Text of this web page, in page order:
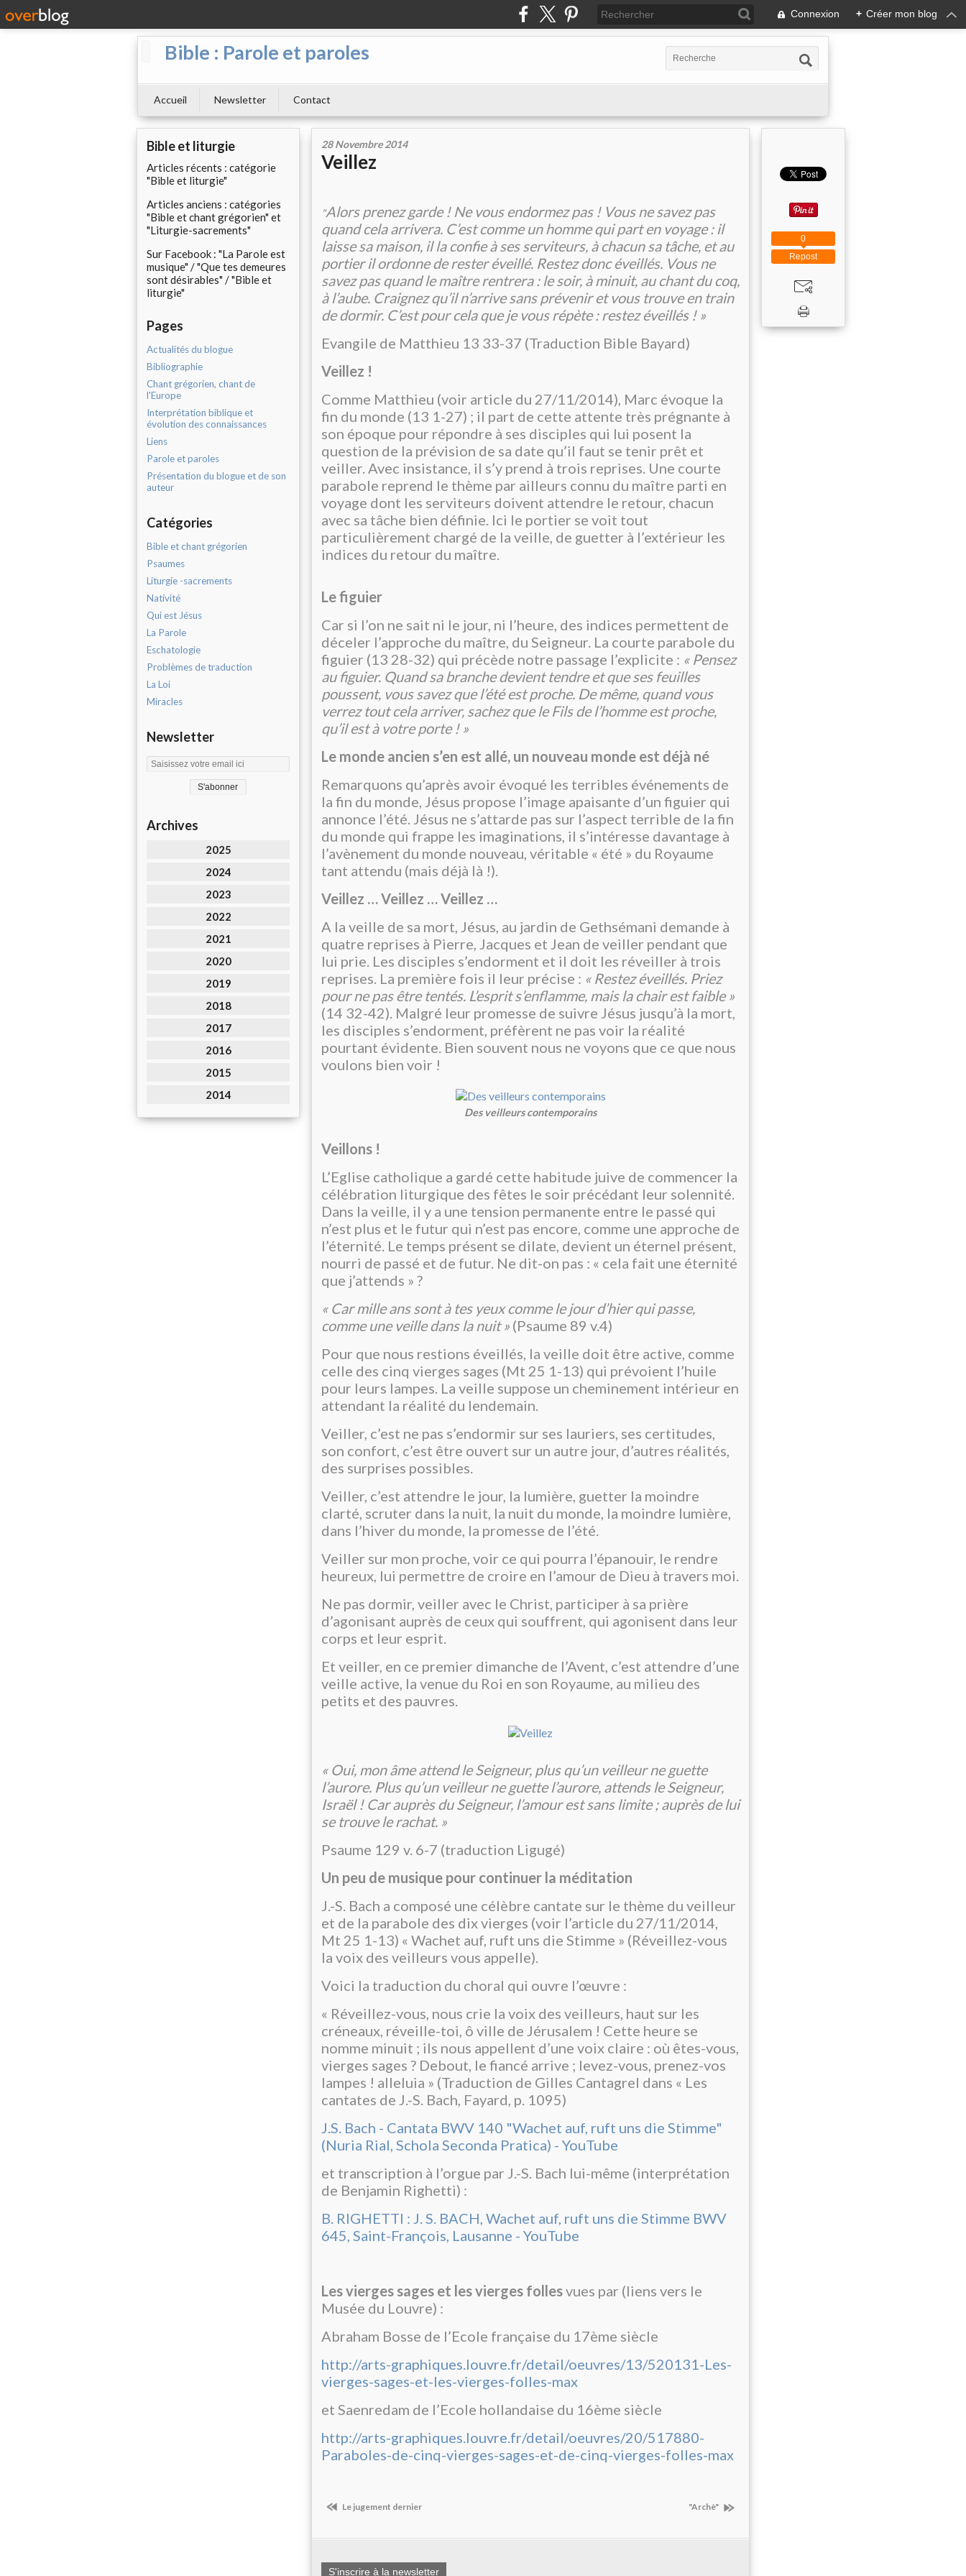
Connexion + Créer mon blog
Bible : Parole et paroles
Accueil Newsletter Contact
Bible et liturgie
Articles récents : catégorie
"Bible et liturgie"
Articles anciens : catégories
"Bible et chant grégorien" et
"Liturgie-sacrements"
Sur Facebook : "La Parole est
musique" / "Que tes demeures
sont désirables" / "Bible et
liturgie"
Pages
Actualités du blogue
Bibliographie
Chant grégorien, chant de
l'Europe
Interprétation biblique et
évolution des connaissances
Liens
Parole et paroles
Présentation du blogue et de son
auteur
Catégories
Bible et chant grégorien
Psaumes
Liturgie -sacrements
Nativité
Qui est Jésus
La Parole
Eschatologie
Problèmes de traduction
La Loi
Miracles
Newsletter
Archives
2025
2024
2023
2022
2021
2020
2019
2018
2017
2016
2015
2014
28 Novembre 2014
Veillez
"Alors prenez garde ! Ne vous endormez pas ! Vous ne savez pas
quand cela arrivera. C’est comme un homme qui part en voyage : il
laisse sa maison, il la confie à ses serviteurs, à chacun sa tâche, et au
portier il ordonne de rester éveillé. Restez donc éveillés. Vous ne
savez pas quand le maître rentrera : le soir, à minuit, au chant du coq,
à l’aube. Craignez qu’il n’arrive sans prévenir et vous trouve en train
de dormir. C’est pour cela que je vous répète : restez éveillés ! »
Evangile de Matthieu 13 33-37 (Traduction Bible Bayard)
Veillez !
Comme Matthieu (voir article du 27/11/2014), Marc évoque la
fin du monde (13 1-27) ; il part de cette attente très prégnante à
son époque pour répondre à ses disciples qui lui posent la
question de la prévision de sa date qu’il faut se tenir prêt et
veiller. Avec insistance, il s’y prend à trois reprises. Une courte
parabole reprend le thème par ailleurs connu du maître parti en
voyage dont les serviteurs doivent attendre le retour, chacun
avec sa tâche bien définie. Ici le portier se voit tout
particulièrement chargé de la veille, de guetter à l’extérieur les
indices du retour du maître.
Le figuier
Car si l’on ne sait ni le jour, ni l’heure, des indices permettent de
déceler l’approche du maître, du Seigneur. La courte parabole du
figuier (13 28-32) qui précède notre passage l’explicite : « Pensez
au figuier. Quand sa branche devient tendre et que ses feuilles
poussent, vous savez que l’été est proche. De même, quand vous
verrez tout cela arriver, sachez que le Fils de l’homme est proche,
qu’il est à votre porte ! »
Le monde ancien s’en est allé, un nouveau monde est déjà né
Remarquons qu’après avoir évoqué les terribles événements de
la fin du monde, Jésus propose l’image apaisante d’un figuier qui
annonce l’été. Jésus ne s’attarde pas sur l’aspect terrible de la fin
du monde qui frappe les imaginations, il s’intéresse davantage à
l’avènement du monde nouveau, véritable « été » du Royaume
tant attendu (mais déjà là !).
Veillez … Veillez … Veillez …
A la veille de sa mort, Jésus, au jardin de Gethsémani demande à
quatre reprises à Pierre, Jacques et Jean de veiller pendant que
lui prie. Les disciples s’endorment et il doit les réveiller à trois
reprises. La première fois il leur précise : « Restez éveillés. Priez
pour ne pas être tentés. L’esprit s’enflamme, mais la chair est faible »
(14 32-42). Malgré leur promesse de suivre Jésus jusqu’à la mort,
les disciples s’endorment, préfèrent ne pas voir la réalité
pourtant évidente. Bien souvent nous ne voyons que ce que nous
voulons bien voir !
Des veilleurs contemporains
Veillons !
L’Eglise catholique a gardé cette habitude juive de commencer la
célébration liturgique des fêtes le soir précédant leur solennité.
Dans la veille, il y a une tension permanente entre le passé qui
n’est plus et le futur qui n’est pas encore, comme une approche de
l’éternité. Le temps présent se dilate, devient un éternel présent,
nourri de passé et de futur. Ne dit-on pas : « cela fait une éternité
que j’attends » ?
« Car mille ans sont à tes yeux comme le jour d’hier qui passe,
comme une veille dans la nuit » (Psaume 89 v.4)
Pour que nous restions éveillés, la veille doit être active, comme
celle des cinq vierges sages (Mt 25 1-13) qui prévoient l’huile
pour leurs lampes. La veille suppose un cheminement intérieur en
attendant la réalité du lendemain.
Veiller, c’est ne pas s’endormir sur ses lauriers, ses certitudes,
son confort, c’est être ouvert sur un autre jour, d’autres réalités,
des surprises possibles.
Veiller, c’est attendre le jour, la lumière, guetter la moindre
clarté, scruter dans la nuit, la nuit du monde, la moindre lumière,
dans l’hiver du monde, la promesse de l’été.
Veiller sur mon proche, voir ce qui pourra l’épanouir, le rendre
heureux, lui permettre de croire en l’amour de Dieu à travers moi.
Ne pas dormir, veiller avec le Christ, participer à sa prière
d’agonisant auprès de ceux qui souffrent, qui agonisent dans leur
corps et leur esprit.
Et veiller, en ce premier dimanche de l’Avent, c’est attendre d’une
veille active, la venue du Roi en son Royaume, au milieu des
petits et des pauvres.
« Oui, mon âme attend le Seigneur, plus qu’un veilleur ne guette
l’aurore. Plus qu’un veilleur ne guette l’aurore, attends le Seigneur,
Israël ! Car auprès du Seigneur, l’amour est sans limite ; auprès de lui
se trouve le rachat. »
Psaume 129 v. 6-7 (traduction Ligugé)
Un peu de musique pour continuer la méditation
J.-S. Bach a composé une célèbre cantate sur le thème du veilleur
et de la parabole des dix vierges (voir l’article du 27/11/2014,
Mt 25 1-13) « Wachet auf, ruft uns die Stimme » (Réveillez-vous
la voix des veilleurs vous appelle).
Voici la traduction du choral qui ouvre l’œuvre :
« Réveillez-vous, nous crie la voix des veilleurs, haut sur les
créneaux, réveille-toi, ô ville de Jérusalem ! Cette heure se
nomme minuit ; ils nous appellent d’une voix claire : où êtes-vous,
vierges sages ? Debout, le fiancé arrive ; levez-vous, prenez-vos
lampes ! alleluia » (Traduction de Gilles Cantagrel dans « Les
cantates de J.-S. Bach, Fayard, p. 1095)
J.S. Bach - Cantata BWV 140 "Wachet auf, ruft uns die Stimme"
(Nuria Rial, Schola Seconda Pratica) - YouTube
et transcription à l’orgue par J.-S. Bach lui-même (interprétation
de Benjamin Righetti) :
B. RIGHETTI : J. S. BACH, Wachet auf, ruft uns die Stimme BWV
645, Saint-François, Lausanne - YouTube
Les vierges sages et les vierges follesvues par (liens vers le
Musée du Louvre) :
Abraham Bosse de l’Ecole française du 17ème siècle
http://arts-graphiques.louvre.fr/detail/oeuvres/13/520131-Les-
vierges-sages-et-les-vierges-folles-max
et Saenredam de l’Ecole hollandaise du 16ème siècle
http://arts-graphiques.louvre.fr/detail/oeuvres/20/517880-
Paraboles-de-cinq-vierges-sages-et-de-cinq-vierges-folles-max
Le jugement dernier "Archè"
S'inscrire à la newsletter
Repost
0